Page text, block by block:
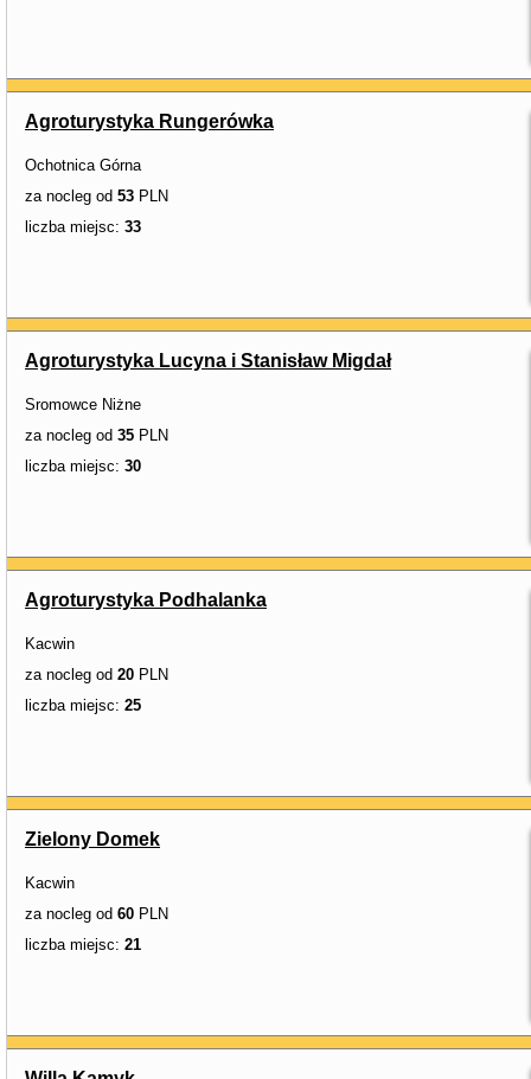
Agroturystyka Rungerówka
Ochotnica Górna
za nocleg od 53 PLN
liczba miejsc: 33
Agroturystyka Lucyna i Stanisław Migdał
Sromowce Niżne
za nocleg od 35 PLN
liczba miejsc: 30
Agroturystyka Podhalanka
Kacwin
za nocleg od 20 PLN
liczba miejsc: 25
Zielony Domek
Kacwin
za nocleg od 60 PLN
liczba miejsc: 21